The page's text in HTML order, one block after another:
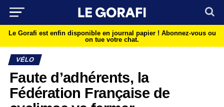
Le Gorafi est enfin disponible en journal papier ! Abonnez-vous ou
on tue votre chat.
VÉLO
Faute d’adhérents, la
Fédération Française de